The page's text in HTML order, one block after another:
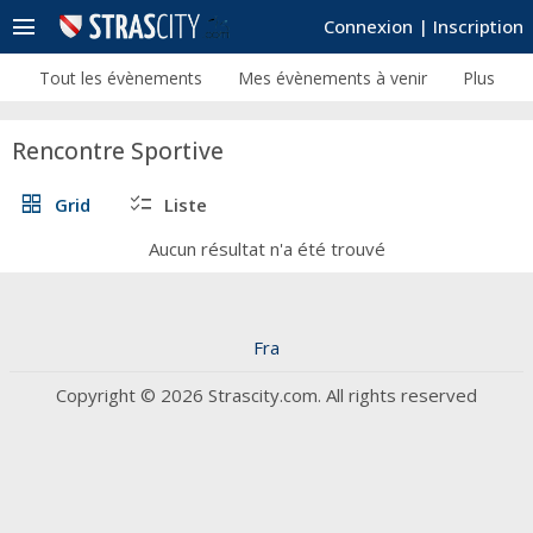
Connexion | Inscription
menu
Tout les évènements Mes évènements à venir Plus
Rencontre Sportive
grid_view Grid checklist Liste
Aucun résultat n'a été trouvé
Fra
Copyright © 2026 Strascity.com. All rights reserved